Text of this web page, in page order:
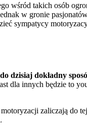
wśród takich osób
w gronie
sympatycy
dzisiaj dokładny
dla innych będzie to
zaliczają do